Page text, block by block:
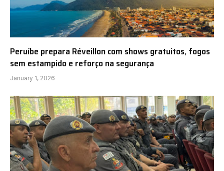
Peruíbe prepara Réveillon com shows gratuitos, fogos
sem estampido e reforço na segurança
January 1, 2026